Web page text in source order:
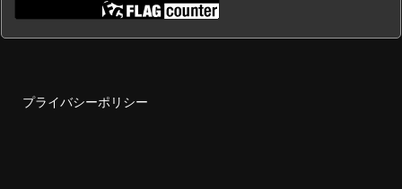
プライバシーポリシー